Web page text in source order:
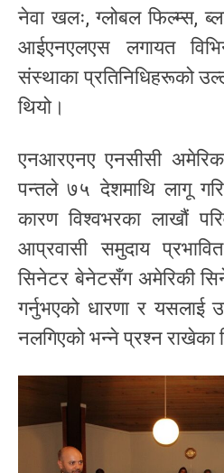
नेवा खलः, ग्लोबल फिल्म्स,
आईएनएलएस लगायत
संस्थाका प्रतिनिधिहरूको
थियो।
एनआरएनए एनसीसी
पन्तले ७५ देशमाथि लागू
कारण विश्वभरका लाखौं
आप्रवासी समुदाय
सिनेटर बेनेटसँग अमेरिकी
गर्नुभएको धारणा र यसलाई
नलगिएको भन्ने प्रश्न राखेका